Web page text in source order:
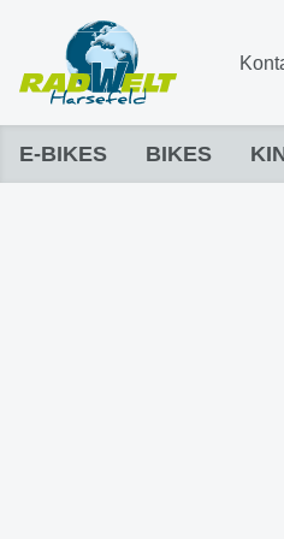
E-BIKES BIKES